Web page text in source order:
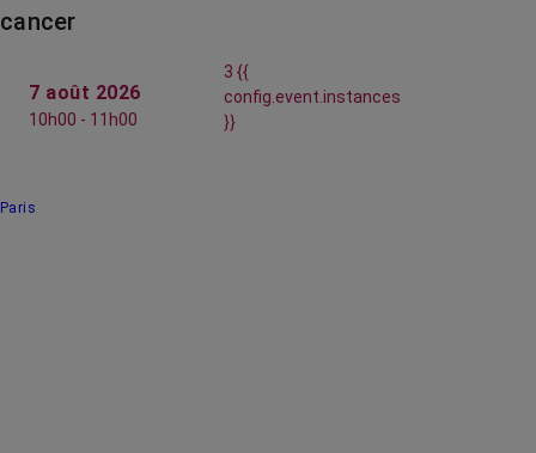
cancer
7 août 2026
10h00 - 11h00
3 {{
config.event.instances
}}
Paris